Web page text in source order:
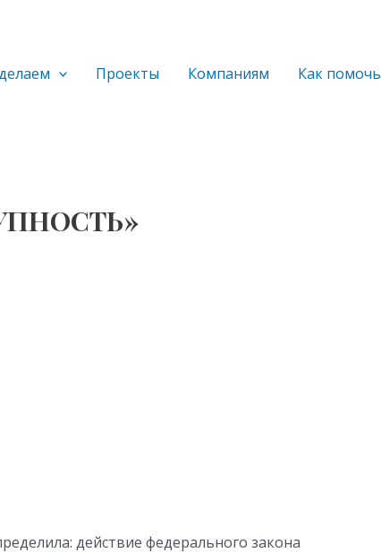
Проекты Компаниям Как помочь
действие федерального закона